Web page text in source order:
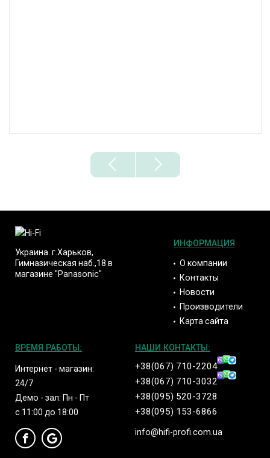
Украина. г.Харьков,
Гимназическая наб.,18 в
магазине "Panasonic"
ИНФОРМАЦИЯ
О компании
Контакты
Новости
Производители
Карта сайта
ВРЕМЯ РАБОТЫ:
Интернет - магазин:
24/7
Демо - зал: Пн - Пт
с 11:00 до 18:00
НАШИ КОНТАКТЫ:
+38(067) 710-2204
+38(067) 710-3032
+38(095) 520-3728
+38(095) 153-6866
info@hifi-profi.com.ua